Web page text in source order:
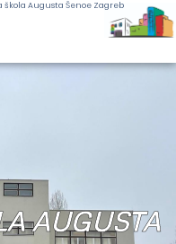
škola Augusta Šenoe Zagreb
AUGUSTA